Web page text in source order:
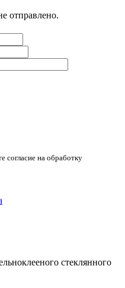
отправлено.
согласие на обработку
стеклянного